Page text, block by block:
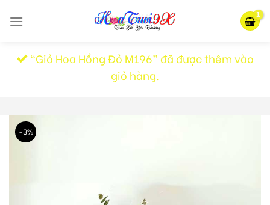
“Giỏ Hoa Hồng Đỏ M196” đã được thêm vào
giỏ hàng.
-3%